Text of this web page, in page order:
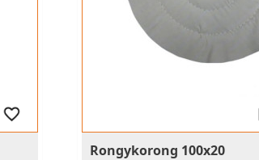
Rongykorong 100x20